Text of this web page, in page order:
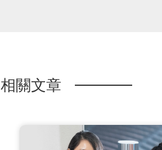
相關文章